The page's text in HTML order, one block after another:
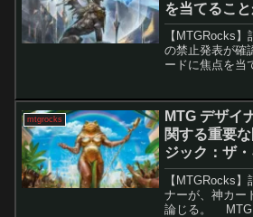
を当てるこ
– マジック
【MTGRocks
の禁止発表が確
ードに焦点を当
ンに大きな変更
が、残念なが...
mtgrocks
MTG デザイ
関する重要
ジック：ザ
【MTGRocks
ナーが、神カー
論じる。 MTG